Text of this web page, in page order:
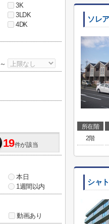
ソレ
所在階
2階
シャ
3K
3LDK
4DK
～
19件が該当
本日
1週間以内
動画あり